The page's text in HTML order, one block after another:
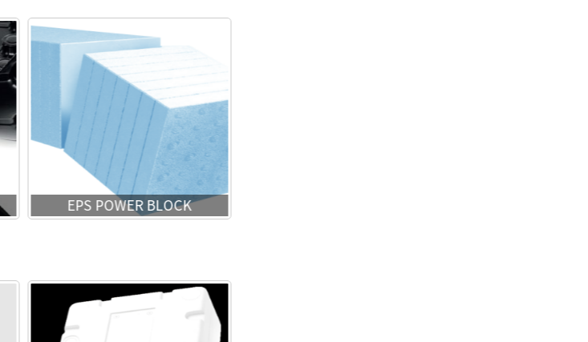
EPS POWER BLOCK